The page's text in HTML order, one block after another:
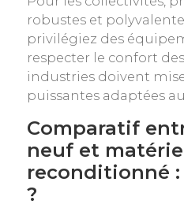
robustes et
privilégiez des
respecter le confort
industries doivent
puissantes adaptées
Comparatif
neuf et
reconditionné
?